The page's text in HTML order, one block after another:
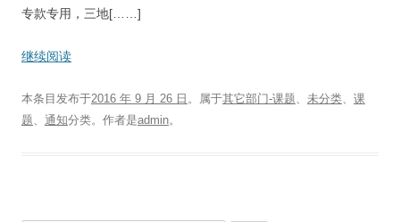
专款专用，三地[……]
继续阅读
本条目发布于2016 年 9 月 26 日 。属于其它部门-课题、 未分类、 课
题、 通知分类。 作者是admin。